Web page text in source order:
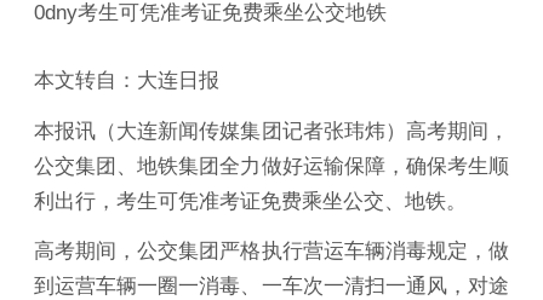
0dny考生可凭准考证免费乘坐公交地铁
本文转自：大连日报
本报讯（大连新闻传媒集团记者张玮炜）高考期间，
公交集团、地铁集团全力做好运输保障，确保考生顺
利出行，考生可凭准考证免费乘坐公交、地铁。
高考期间，公交集团严格执行营运车辆消毒规定，做
到运营车辆一圈一消毒、一车次一清扫一通风，对途